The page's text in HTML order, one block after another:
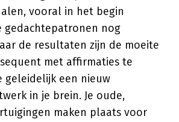
vooral in het begin
gedachtepatronen nog
de resultaten zijn de moeite
met affirmaties te
geleidelijk een nieuw
in je brein. Je oude,
maken plaats voor